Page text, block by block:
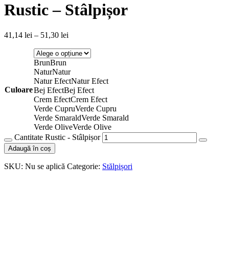
Rustic – Stâlpișor
41,14 lei – 51,30 lei
Culoare
BrunBrun
NaturNatur
Natur EfectNatur Efect
Bej EfectBej Efect
Crem EfectCrem Efect
Verde CupruVerde Cupru
Verde SmaraldVerde Smarald
Verde OliveVerde Olive
Cantitate Rustic - Stâlpișor
Adaugă în coș
SKU: Nu se aplică Categorie: Stălpișori